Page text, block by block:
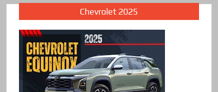
Chevrolet 2025